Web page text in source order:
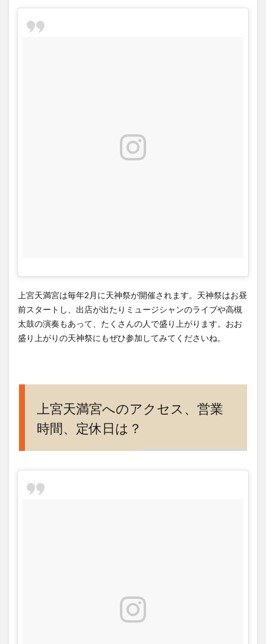
上宮天満宮は毎年2月に天神祭が開催されます。天神祭はお昼
前スタートし、出店が出たりミュージシャンのライブや高槻
太鼓の演奏もあって、たくさんの人で盛り上がります。おお
盛り上がりの天神祭にもぜひ参加してみてくださいね。
上宮天満宮へのアクセス、営業
時間、定休日は？